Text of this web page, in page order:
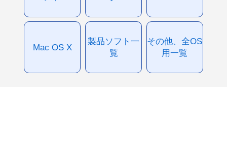
Mac OS X
製品ソフト一
覧
その他、全OS
用一覧